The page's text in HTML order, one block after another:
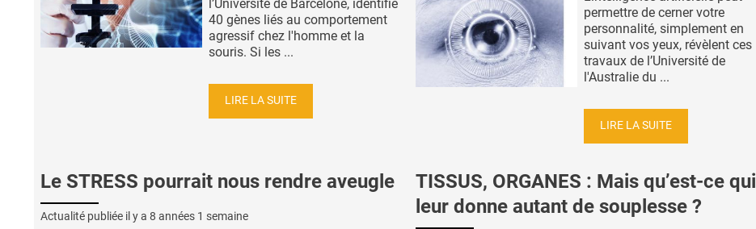
l’Université de Barcelone, identifie
40 gènes liés au comportement
agressif chez l'homme et la
souris. Si les ...
LIRE LA SUITE
permettre de cerner votre
personnalité, simplement en
suivant vos yeux, révèlent ces
travaux de l’Université de
l'Australie du ...
LIRE LA SUITE
Le STRESS pourrait nous rendre aveugle
Actualité publiée il y a 8 années 1 semaine
TISSUS, ORGANES : Mais qu’est-ce qui
leur donne autant de souplesse ?